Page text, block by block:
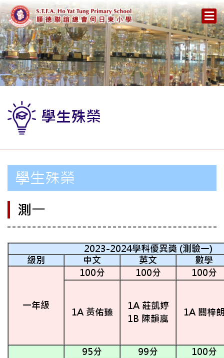
學生殊榮
學生殊榮
測一
2023-2024學科優異獎 (測驗一)
級別
中文 英文 數學
一年級
100分 100分 100分
1A 黃佑臻
1A 莊凱婷
1B 陳韻嵐
1A 關梓
95分 99分 100分